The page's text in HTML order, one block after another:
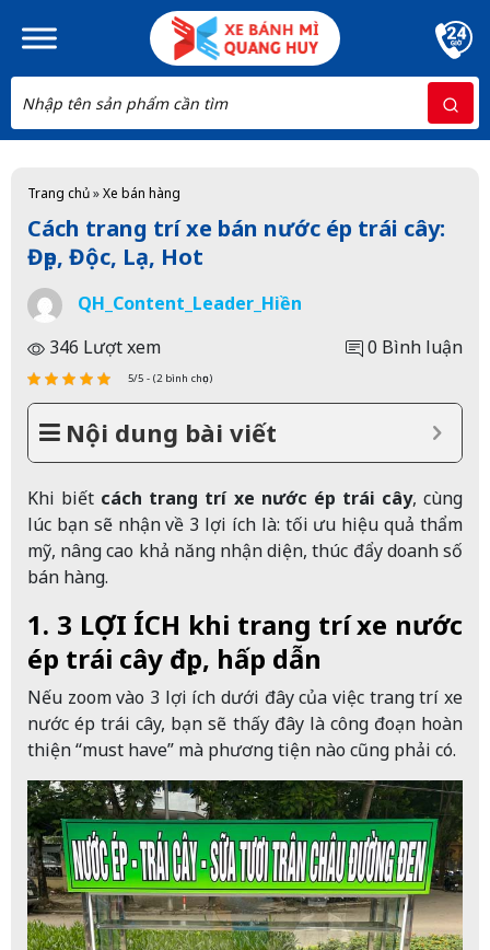
Skip to main content
Trang chủ»Xe bán hàng
Cách trang trí xe bán nước ép trái cây:
Đẹp, Độc, Lạ, Hot
QH_Content_Leader_Hiền
346 Lượt xem
0 Bình luận
5/5 - (2 bình chọn)
Nội dung bài viết
Khi biết cách trang trí xe nước ép trái cây, cùng
lúc bạn sẽ nhận về 3 lợi ích là: tối ưu hiệu quả thẩm
mỹ, nâng cao khả năng nhận diện, thúc đẩy doanh số
bán hàng.
1. 3 LỢI ÍCH khi trang trí xe nước
ép trái cây đẹp, hấp dẫn
Nếu zoom vào 3 lợi ích dưới đây của việc trang trí xe
nước ép trái cây, bạn sẽ thấy đây là công đoạn hoàn
thiện “must have” mà phương tiện nào cũng phải có.